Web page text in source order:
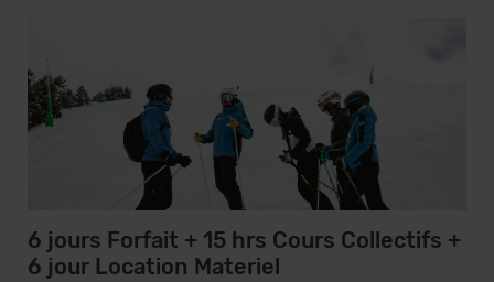
6 jours Forfait + 15 hrs Cours Collectifs +
6 jour Location Materiel